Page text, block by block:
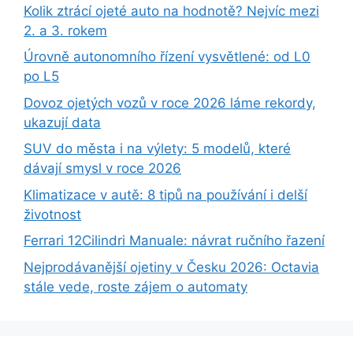
Kolik ztrácí ojeté auto na hodnotě? Nejvíc mezi
2. a 3. rokem
Úrovně autonomního řízení vysvětlené: od L0
po L5
Dovoz ojetých vozů v roce 2026 láme rekordy,
ukazují data
SUV do města i na výlety: 5 modelů, které
dávají smysl v roce 2026
Klimatizace v autě: 8 tipů na používání i delší
životnost
Ferrari 12Cilindri Manuale: návrat ručního řazení
Nejprodávanější ojetiny v Česku 2026: Octavia
stále vede, roste zájem o automaty